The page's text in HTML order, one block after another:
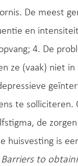
De meest
en
4. De
ze (vaak) niet
te
de
huisvesting is
Barriers to